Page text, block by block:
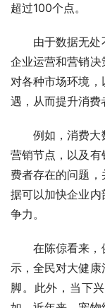
超过100个点。
由于数据无
企业运营和营销
对各种市场环境
遇，从而提升消费
例如，消费大
营销节点，以及
费者存在的问题
据可以加快企业
争力。
在陈倞看来，
示，全民对大健
脚。此外，当下